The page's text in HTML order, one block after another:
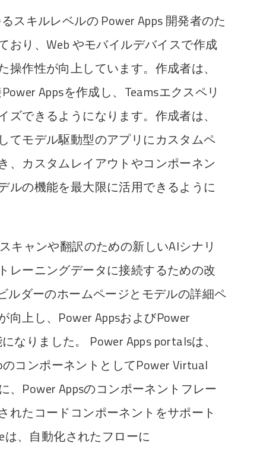
スキルレベルの Power Apps 開発者のた
おり、Web やモバイルデバイスで作成
操作性が向上しています。作成者は、
Appsを作成し、Teamsエクスペリ
ズできるようになります。作成者は、
てモデル駆動型のアプリにカスタムペ
、カスタムレイアウトやコンポーネン
ルの機能を最大限に活用できるように
キャンや翻訳のための新しいAIシナリ
レーニングデータに接続するための改
ルダーのホームページとモデルの詳細ペ
向上し、Power AppsおよびPower
なりました。 Power Apps portalsは、
コンポーネントとしてPower Virtual
、Power Appsのコンポーネントフレー
れたコードコンポーネントをサポート
、自動化されたフローに